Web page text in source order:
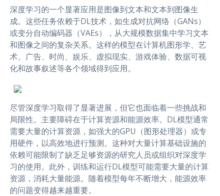
深度学习的一个显著应用是图像到文本和文本到图像生
成。这些任务依赖于DL技术，如生成对抗网络（GANs）
或变分自动编码器（VAEs），从大规模数据集中学习文本
和图像之间的复杂关系。这样的模型在计算机图形学、艺
术、广告、时尚、娱乐、虚拟现实、游戏体验、数据可视
化和故事叙述等各个领域得到应用。
尽管深度学习取得了显著进展，但它也面临着一些挑战和
局限性。主要障碍在于计算资源和能源效率。DL模型通常
需要大量的计算资源，如强大的GPU（图形处理器）或专
用硬件，以高效地进行预测。这种对大量计算基础设施的
依赖可能限制了缺乏足够资源的研究人员或组织对深度学
习的使用。此外，训练和运行DL模型可能需要大量的计算
资源，消耗大量能源。随着模型每年不断增大，能源效率
的问题变得越来越重要。